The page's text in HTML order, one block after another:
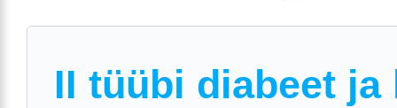
II tüübi diabeet ja